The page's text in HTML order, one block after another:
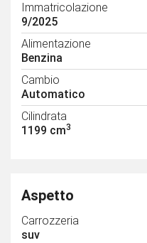
Immatricolazione
9/2025
Alimentazione
Benzina
Cambio
Automatico
Cilindrata
1199 cm3
Aspetto
Carrozzeria
suv